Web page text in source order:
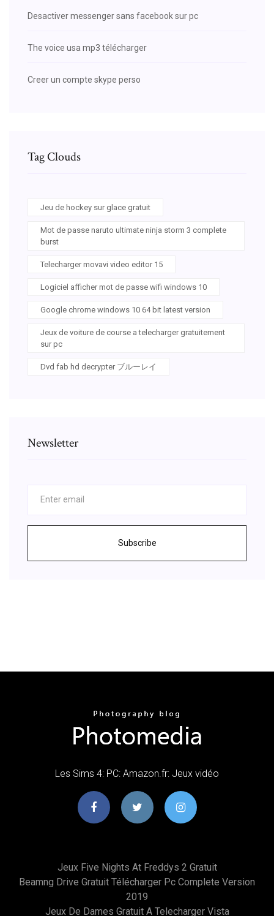
Desactiver messenger sans facebook sur pc
The voice usa mp3 télécharger
Creer un compte skype perso
Tag Clouds
Jeu de hockey sur glace gratuit
Mot de passe naruto ultimate ninja storm 3 complete
burst
Telecharger movavi video editor 15
Logiciel afficher mot de passe wifi windows 10
Google chrome windows 10 64 bit latest version
Jeux de voiture de course a telecharger gratuitement
sur pc
Dvd fab hd decrypter ブルーレイ
Newsletter
Subscribe
Les Sims 4: PC: Amazon.fr: Jeux vidéo
Jeux Five Nights At Freddys 2 Gratuit
Beamng Drive Gratuit Télécharger Pc Complete Version
2019
Jeux De Dames Gratuit A Telecharger Vista